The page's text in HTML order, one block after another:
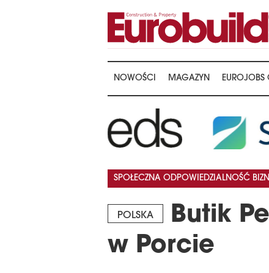
NOWOŚCI MAGAZYN EUROJOBS
POLSKA
Butik
w Porcie
SPOŁECZNA ODPOWIEDZIALNOŚĆ